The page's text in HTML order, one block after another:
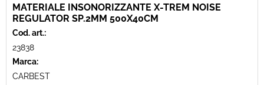
MATERIALE INSONORIZZANTE X-TREM NOISE
REGULATOR SP.2MM 500X40CM
Cod. art.:
23838
Marca:
CARBEST